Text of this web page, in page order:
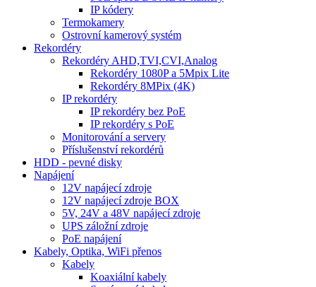
IP kódery
Termokamery
Ostrovní kamerový systém
Rekordéry
Rekordéry AHD,TVI,CVI,Analog
Rekordéry 1080P a 5Mpix Lite
Rekordéry 8MPix (4K)
IP rekordéry
IP rekordéry bez PoE
IP rekordéry s PoE
Monitorování a servery
Příslušenství rekordérů
HDD - pevné disky
Napájení
12V napájecí zdroje
12V napájecí zdroje BOX
5V, 24V a 48V napájecí zdroje
UPS záložní zdroje
PoE napájení
Kabely, Optika, WiFi přenos
Kabely
Koaxiální kabely